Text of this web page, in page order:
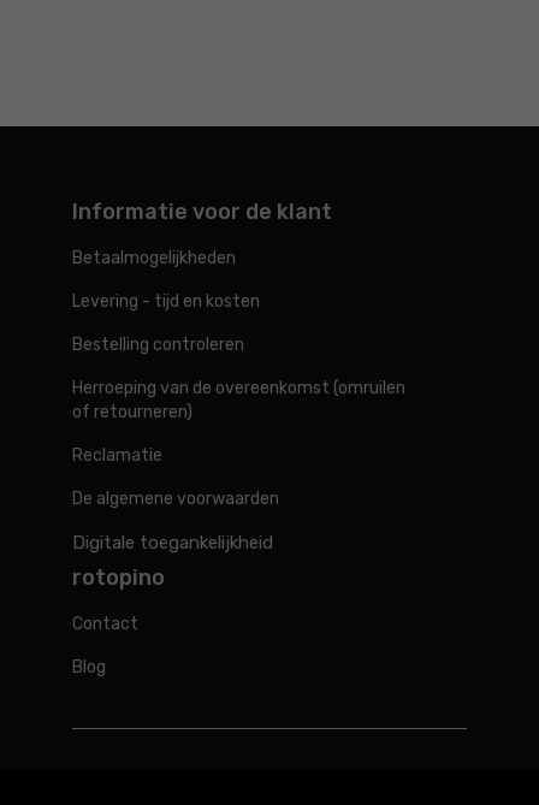
Informatie voor de klant
Betaalmogelijkheden
Levering - tijd en kosten
Bestelling controleren
Herroeping van de overeenkomst (omruilen
of retourneren)
Reclamatie
De algemene voorwaarden
Digitale toegankelijkheid
rotopino
Contact
Blog